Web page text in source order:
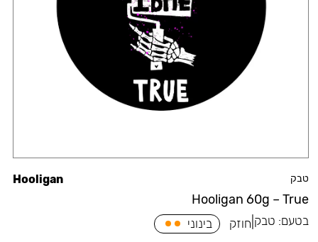
טבק
Hooligan 60g – True
Hooligan
בטעם: טבק חוזק בינוני